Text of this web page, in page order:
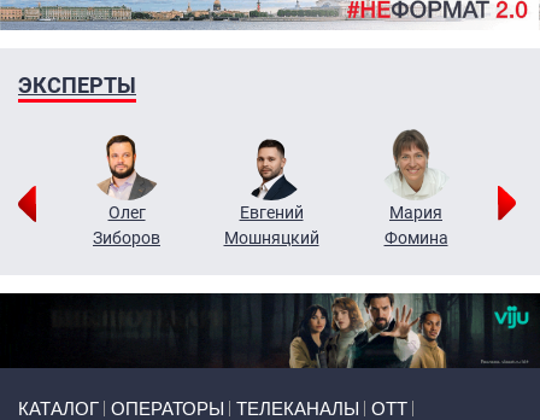
ЭКСПЕРТЫ
Олег
Зиборов
Евгений
Мошняцкий
Мария
Фомина
КАТАЛОГ ОПЕРАТОРЫ ТЕЛЕКАНАЛЫ ОТТ